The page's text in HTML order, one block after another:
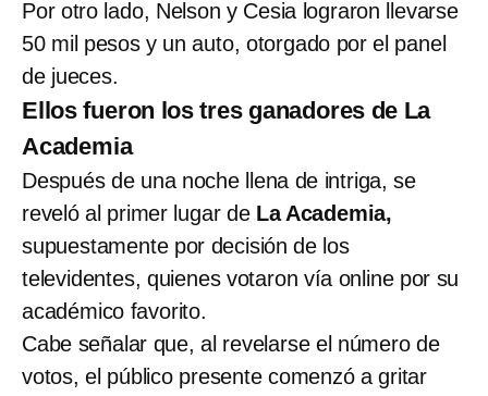
Por otro lado, Nelson y Cesia lograron llevarse
50 mil pesos y un auto, otorgado por el panel
de jueces.
Ellos fueron los tres ganadores de La
Academia
Después de una noche llena de intriga, se
reveló al primer lugar de La Academia,
supuestamente por decisión de los
televidentes, quienes votaron vía online por su
académico favorito.
Cabe señalar que, al revelarse el número de
votos, el público presente comenzó a gritar